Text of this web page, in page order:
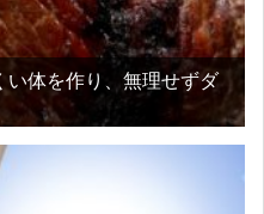
い体を作り、無理せずダ